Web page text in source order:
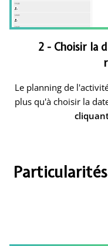
2 - Choisir la
Le planning de
plus qu'à choisir la